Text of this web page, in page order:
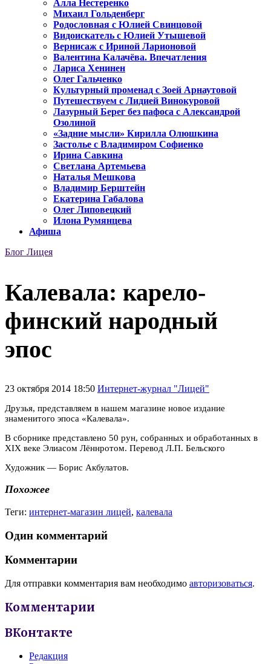
Алла Нестеренко
Михаил Гольденберг
Родословная с Юлией Свинцовой
Видоискатель с Юлией Утышевой
Вернисаж с Ириной Ларионовой
Валентина Калачёва. Впечатления
Лариса Хенинен
Олег Гальченко
Культурный променад с Зоей Арнаутовой
Путешествуем с Лидией Винокуровой
Лазурный Берег без пафоса с Александрой
Озолиной
«Задние мысли» Кирилла Олюшкина
Застолье с Владимиром Софиенко
Ирина Савкина
Светлана Артемьева
Наталья Мешкова
Владимир Берштейн
Екатерина Габалова
Олег Липовецкий
Илона Румянцева
Афиша
Блог Лицея
Калевала: карело-
финский народный
эпос
23 октября 2014 18:50 Интернет-журнал "Лицей"
Друзья, представляем в нашем магазине новое издание
знаменитого эпоса «Калевала».
В сборнике представлено 50 рун, собранных и обработанных в
XIX веке Элиасом Лённротом. Перевод Л.П. Бельского
Художник — Борис Акбулатов.
Похожее
Теги: интернет-магазин лицей, калевала
Один комментарий
Комментарии
Для отправки комментария вам необходимо авторизоваться.
Комментарии
ВКонтакте
Редакция